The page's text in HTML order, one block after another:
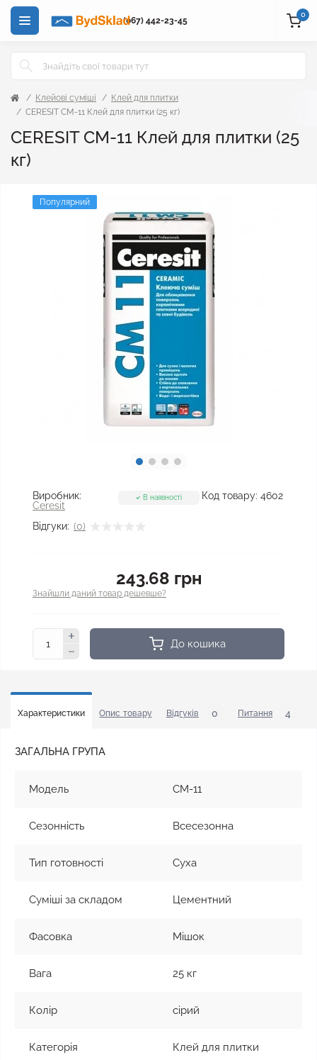
(067) 442-23-45
0
Клейові суміші
Клей для плитки
CERESIT CM-11 Клей для плитки (25 кг)
CERESIT CM-11 Клей для плитки (25
кг)
Популярний
Виробник:
Ceresit
Код товару: 4602
Відгуки: (0)
В наявності
243.68 грн
Знайшли даний товар дешевше?
До кошика
Характеристики Опис товару Відгуків 0 Питання 4
ЗАГАЛЬНА ГРУПА
Модель CM-11
Сезонність Всесезонна
Тип готовності Суха
Суміші за складом Цементний
Фасовка Мішок
Вага 25 кг
Колір сірий
Категорія Клей для плитки